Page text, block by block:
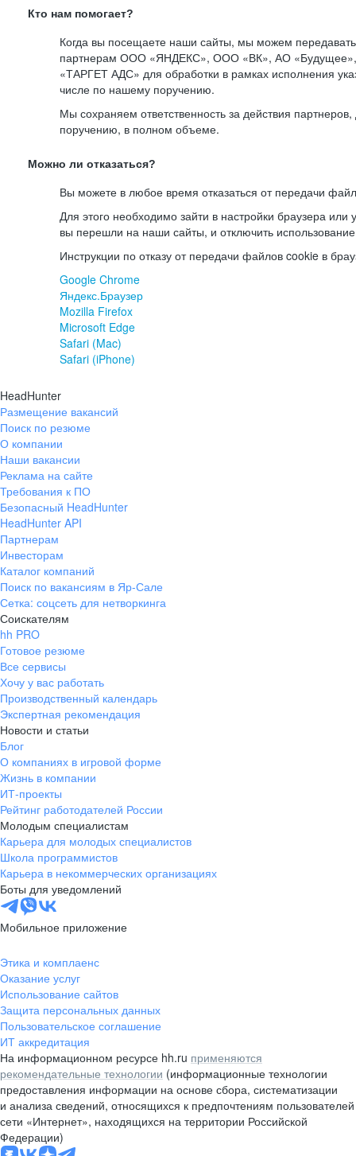
Кто нам помогает?
Когда вы посещаете наши сайты, мы можем
партнерам ООО «ЯНДЕКС», ООО «ВК», АО
«ТАРГЕТ АДС» для обработки в рамках исполнения
числе по нашему поручению.
Мы сохраняем ответственность за действия
поручению, в полном объеме.
Можно ли отказаться?
Вы можете в любое время отказаться от передачи
Для этого необходимо зайти в настройки браузера или
вы перешли на наши сайты, и отключить
Инструкции по отказу от передачи файлов cookie в
Google Chrome
Яндекс.Браузер
Mozilla Firefox
Microsoft Edge
Safari (Mac)
Safari (iPhone)
HeadHunter
Размещение вакансий
Поиск по резюме
О компании
Наши вакансии
Реклама на сайте
Требования к ПО
Безопасный HeadHunter
HeadHunter API
Партнерам
Инвесторам
Каталог компаний
Поиск по вакансиям в Яр-Сале
Сетка: соцсеть для нетворкинга
Соискателям
hh PRO
Готовое резюме
Все сервисы
Хочу у вас работать
Производственный календарь
Экспертная рекомендация
Новости и статьи
Блог
О компаниях в игровой форме
Жизнь в компании
ИТ-проекты
Рейтинг работодателей России
Молодым специалистам
Карьера для молодых специалистов
Школа программистов
Карьера в некоммерческих организациях
Боты для уведомлений
Мобильное приложение
Этика и комплаенс
Оказание услуг
Использование сайтов
Защита персональных данных
Пользовательское соглашение
ИТ аккредитация
На информационном ресурсе hh.ru применяются
рекомендательные технологии (информационные технологии
предоставления информации на основе сбора, систематизации
и анализа сведений, относящихся к предпочтениям пользователей
сети «Интернет», находящихся на территории Российской
Федерации)